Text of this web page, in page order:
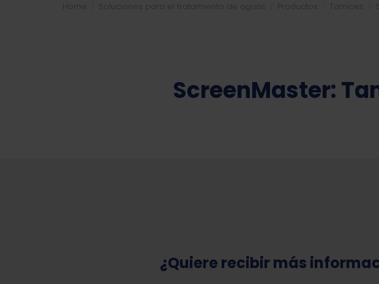
Home Soluciones para el tratamiento de aguas Productos Tamices
ScreenMaster:
¿Quiere recibir más